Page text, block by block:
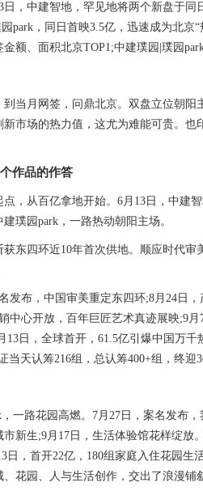
，中建智地，罕见地将两个新盘于同
park，同日首映3.5亿，迅速成为北京
额、面积北京TOP1;中建璞园|璞园
月网签，问鼎北京。双盘立位朝阳
新市场的热力值，这尤为难能可贵。也
作品的作答
从百亿拿地开始。6月13日，中建智
璞园park，一路热动朝阳主场。
四环近10年首次供地。顺应时代审
布，中国审美重定东四环;8月24日，
中心开放，百年巨匠艺术真迹展映;9
13日，全球首开，61.5亿引爆中国万
当天认筹216组，总认筹400+组，终
路花园高燃。7月27日，案名发布，
新生;9月17日，生活体验馆花样绽放
日，首开22亿，180组家庭入住花园生
花园、人与生活创作，交出了浪漫铺